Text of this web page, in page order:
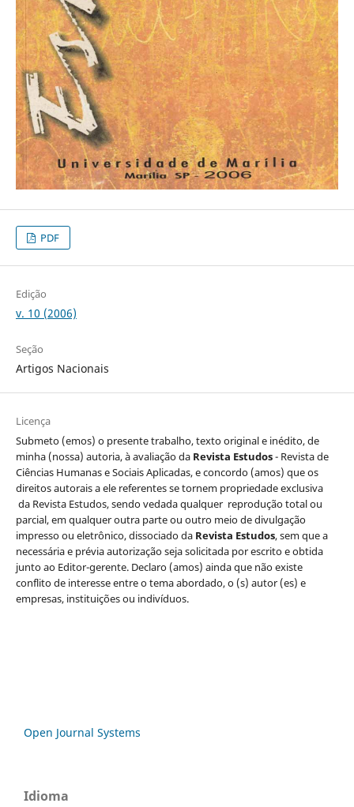
PDF
Edição
v. 10 (2006)
Seção
Artigos Nacionais
Licença
Submeto (emos) o presente trabalho, texto original e inédito, de
minha (nossa) autoria, à avaliação da Revista Estudos- Revista de
Ciências Humanas e Sociais Aplicadas, e concordo (amos) que os
direitos autorais a ele referentes se tornem propriedade exclusiva
da Revista Estudos, sendo vedada qualquer reprodução total ou
parcial, em qualquer outra parte ou outro meio de divulgação
impresso ou eletrônico, dissociado da Revista Estudos, sem que a
necessária e prévia autorização seja solicitada por escrito e obtida
junto ao Editor-gerente. Declaro (amos) ainda que não existe
conflito de interesse entre o tema abordado, o (s) autor (es) e
empresas, instituições ou indivíduos.
Open Journal Systems
Idioma